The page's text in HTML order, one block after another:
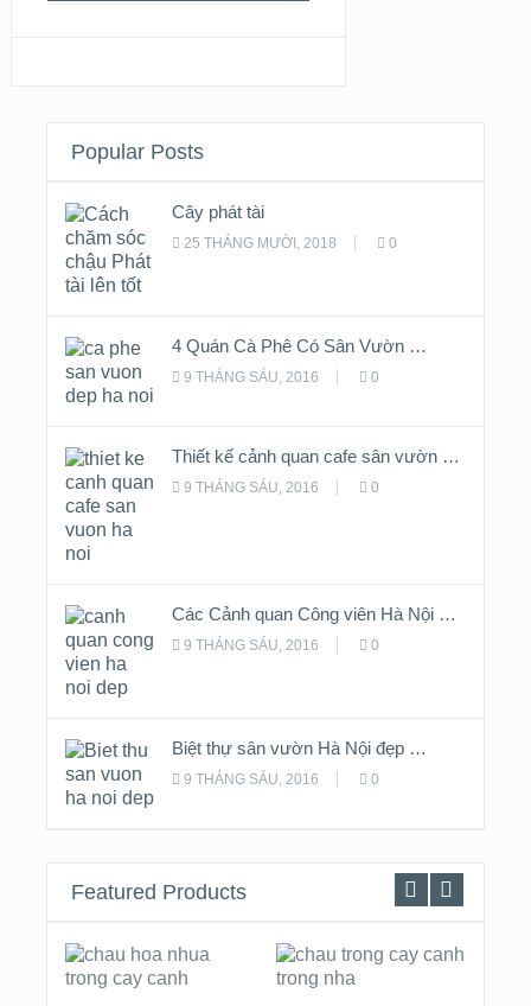
Popular Posts
Cây phát tài
25 THÁNG MƯỜI, 2018 0
4 Quán Cà Phê Có Sân Vườn …
9 THÁNG SÁU, 2016 0
Thiết kế cảnh quan cafe sân vườn …
9 THÁNG SÁU, 2016 0
Các Cảnh quan Công viên Hà Nội …
9 THÁNG SÁU, 2016 0
Biệt thự sân vườn Hà Nội đẹp …
9 THÁNG SÁU, 2016 0
Featured Products